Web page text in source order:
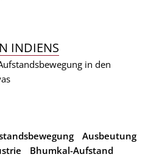
INDIENS
in den
Ausbeutung
Bhumkal-Aufstand